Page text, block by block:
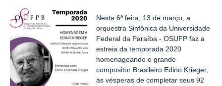
Nesta 6ª feira, 13 de março, a
orquestra Sinfônica da Universidade
Federal da Paraíba - OSUFP faz a
estreia da temporada 2020
homenageando o grande
compositor Brasileiro Edino Krieger,
às vésperas de completar seus 92